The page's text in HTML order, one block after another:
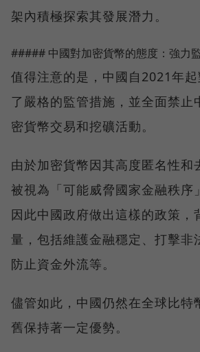
架內積極探索其發展潛力。
##### 中國對加密貨幣的態度：強力
值得注意的是，中國自2021年
了嚴格的監管措施，並全面禁止
密貨幣交易和挖礦活動。
由於加密貨幣因其高度匿名性和
被視為「可能威脅國家金融秩序
因此中國政府做出這樣的政策，
量，包括維護金融穩定、打擊非
防止資金外流等。
儘管如此，中國仍然在全球比特
舊保持著一定優勢。